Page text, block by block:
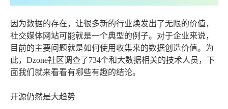
因为数据的存在，让很多新的行业焕发出了无限的价值，
社交媒体网站可能就是一个典型的例子。对于企业来说，
目前的主要问题就是如何使用收集来的数据创造价值。为
此，Dzone社区调查了734个和大数据相关的技术人员，下
面我们就来看看有哪些有趣的结论。
开源仍然是大趋势